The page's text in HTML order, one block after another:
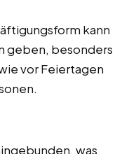
kann
geben, besonders
vor Feiertagen
was